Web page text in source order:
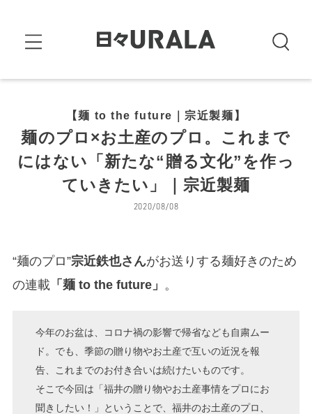
【麺 to the future｜宗近製麺】
麺のプロ×お土産のプロ。これまで
にはない「新たな“贈る文化”を作っ
ていきたい」｜宗近製麺
2020/08/08
“麺のプロ”宗近鉄也さんがお送りする麺好きのため
の連載「麺 to the future」 。
今年のお盆は、コロナ禍の影響で帰省なども自粛ムー
ド。でも、季節の贈り物やお土産で互いの近況を報
告、これまでのお付き合いは続けたいものです。
そこで今回は「福井の贈り物やお土産事情をプロにお
聞きしたい！」ということで、福井のお土産のプロ、